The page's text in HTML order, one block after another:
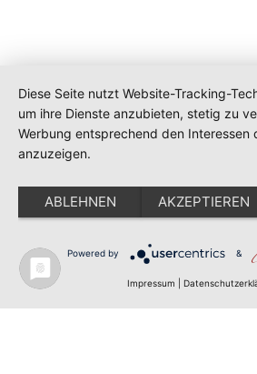
Impressum &
Home
Powered by Ghost
Diese Seite nutzt Website-Tracking-
um ihre Dienste anzubieten, stetig zu
Werbung entsprechend den Interessen
anzuzeigen.
ABLEHNEN AKZEPTIEREN
Powered by &
Impressum